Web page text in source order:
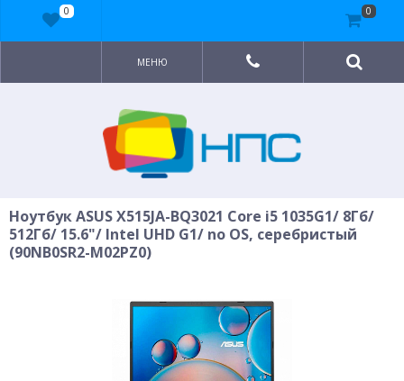
МЕНЮ
Ноутбук ASUS X515JA-BQ3021 Core i5 1035G1/ 8Гб/
512Гб/ 15.6"/ Intel UHD G1/ no OS, серебристый
(90NB0SR2-M02PZ0)
0 0